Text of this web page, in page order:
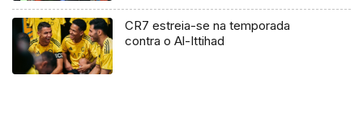
CR7 estreia-se na temporada
contra o Al-Ittihad